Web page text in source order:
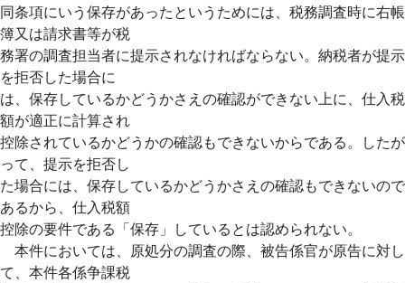
同条項にいう保存があったというためには、税務調査時に右帳
簿又は請求書等が税
務署の調査担当者に提示されなければならない。納税者が提示
を拒否した場合に
は、保存しているかどうかさえの確認ができない上に、仕入税
額が適正に計算され
控除されているかどうかの確認もできないからである。したが
って、提示を拒否し
た場合には、保存しているかどうかさえの確認もできないので
あるから、仕入税額
控除の要件である「保存」しているとは認められない。
本件においては、原処分の調査の際、被告係官が原告に対し
て、本件各係争課税